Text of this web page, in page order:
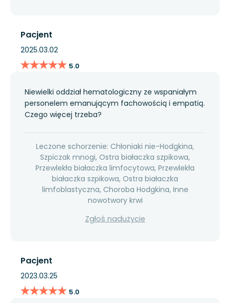
Pacjent
2025.03.02
★★★★★
★★★★★ 5.0
Niewielki oddział hematologiczny ze wspaniałym
personelem emanującym fachowością i empatią.
Czego więcej trzeba?
Leczone schorzenie: Chłoniaki nie-Hodgkina,
Szpiczak mnogi, Ostra białaczka szpikowa,
Przewlekła białaczka limfocytowa, Przewlekła
białaczka szpikowa, Ostra białaczka
limfoblastyczna, Choroba Hodgkina, Inne
nowotwory krwi
Zgłoś nadużycie
Pacjent
2023.03.25
★★★★★
★★★★★ 5.0